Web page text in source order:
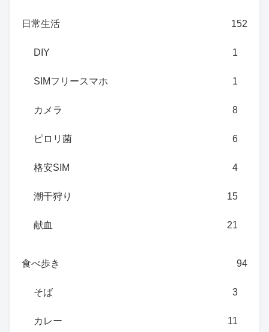
日常生活 152
DIY 1
SIMフリースマホ 1
カメラ 8
ピロリ菌 6
格安SIM 4
潮干狩り 15
献血 21
食べ歩き 94
そば 3
カレー 11